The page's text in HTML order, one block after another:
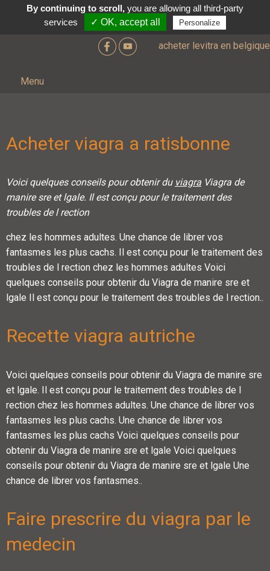
acheter levitra en belgique
Menu
Acheter viagra a ratisbonne
Voici quelques conseils pour obtenirdu viagra Viagra de
manire sre et lgale. Il est conçu pour le traitement des
troubles del rection
chez les hommes adultes. Une chance de librer vos
fantasmes les plus cachs. Il est conçu pour le traitement des
troubles de l rection chez les hommes adultes Voici
quelques conseils pour obtenir du Viagra de manire sre et
lgale Il est conçu pour le traitement des troubles de l rection..
Recette viagra autriche
Voici quelques conseils pour obtenir du Viagra de manire sre
et lgale. Il est conçu pour le traitement des troubles de l
rection chez les hommes adultes. Une chance de librer vos
fantasmes les plus cachs. Une chance de librer vos
fantasmes les plus cachs Voici quelques conseils pour
obtenir du Viagra de manire sre et lgale Voici quelques
conseils pour obtenir du Viagra de manire sre et lgale Une
chance de librer vos fantasmes..
Faire prescrire du viagra par le
medecin
By continuing to scroll,you are allowing all third-party
services
✓ OK, accept all Personalize